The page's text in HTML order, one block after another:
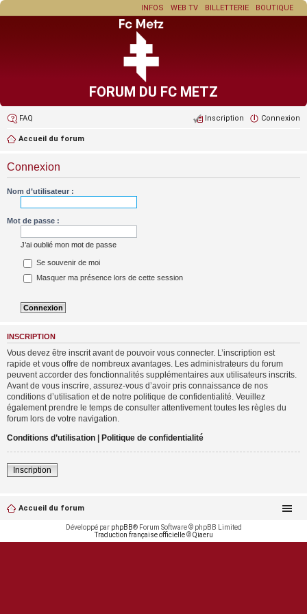
BOUTIQUE
BILLETTERIE
WEB TV
INFOS
FORUM DU FC METZ
FAQ Connexion
Inscription
Accueil du forum
Connexion
Nom d’utilisateur :
Mot de passe :
J’ai oublié mon mot de passe
Se souvenir de moi
Masquer ma présence lors de cette session
INSCRIPTION
Vous devez être inscrit avant de pouvoir vous connecter. L’inscription est
rapide et vous offre de nombreux avantages. Les administrateurs du forum
peuvent accorder des fonctionnalités supplémentaires aux utilisateurs inscrits.
Avant de vous inscrire, assurez-vous d’avoir pris connaissance de nos
conditions d’utilisation et de notre politique de confidentialité. Veuillez
également prendre le temps de consulter attentivement toutes les règles du
forum lors de votre navigation.
Conditions d’utilisation | Politique de confidentialité
Inscription
Accueil du forum
Développé par phpBB® Forum Software © phpBB Limited
Traduction française officielle©Qiaeru